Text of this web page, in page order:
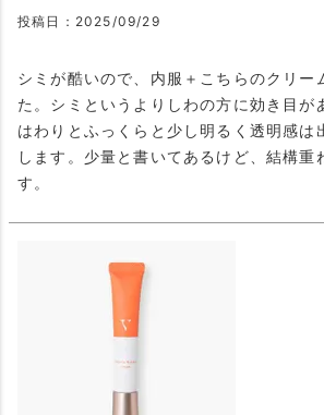
投稿日
2025/09/29
シミが酷いので、内服＋こちらのクリー
た。シミというよりしわの方に効き目が
はわりとふっくらと少し明るく透明感は
します。少量と書いてあるけど、結構重
す。